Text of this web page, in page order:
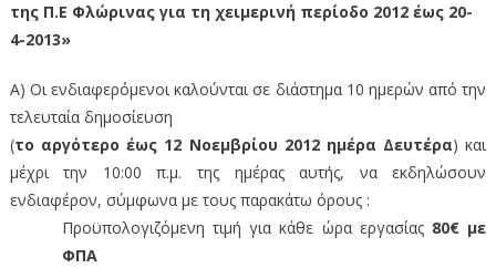
της Π.Ε Φλώρινας για τη χειμερινή περίοδο 2012 έως 20-
4-2013»
Α) Οι ενδιαφερόμενοι καλούνται σε διάστημα 10 ημερών από την
τελευταία δημοσίευση
(το αργότερο έως 12 Νοεμβρίου 2012 ημέρα Δευτέρα) και
μέχρι την 10:00 π.μ. της ημέρας αυτής, να εκδηλώσουν
ενδιαφέρον, σύμφωνα με τους παρακάτω όρους :
Προϋπολογιζόμενη τιμή για κάθε ώρα εργασίας 80€ με
ΦΠΑ